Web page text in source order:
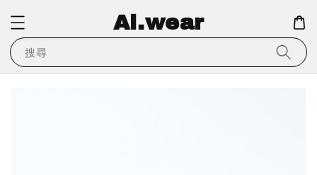
Ai.wear
搜尋